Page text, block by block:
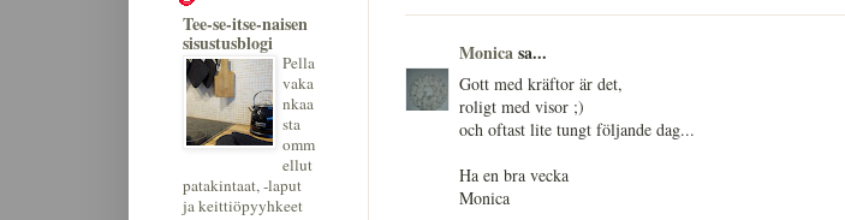
Monicasa...
Gott med kräftor är det,
roligt med visor ;)
och oftast lite tungt följande dag...
Ha en bra vecka
Monica
Tee-se-itse-naisen
sisustusblogi
Pella
vaka
nkaa
sta
omm
ellut
patakintaat, -laput
ja keittiöpyyhkeet